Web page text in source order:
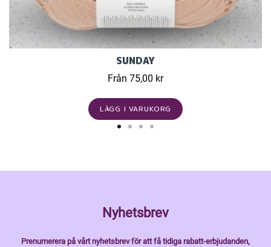
SUNDAY
Från 75,00 kr
LÄGG I VARUKORG
Nyhetsbrev
Prenumerera på vårt nyhetsbrev för att få tidiga rabatt-erbjudanden,